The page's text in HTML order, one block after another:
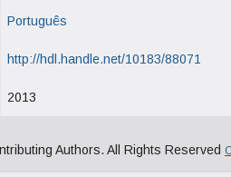
Português
http://hdl.handle.net/10183/88071
2013
Authors. All Rights Reserved